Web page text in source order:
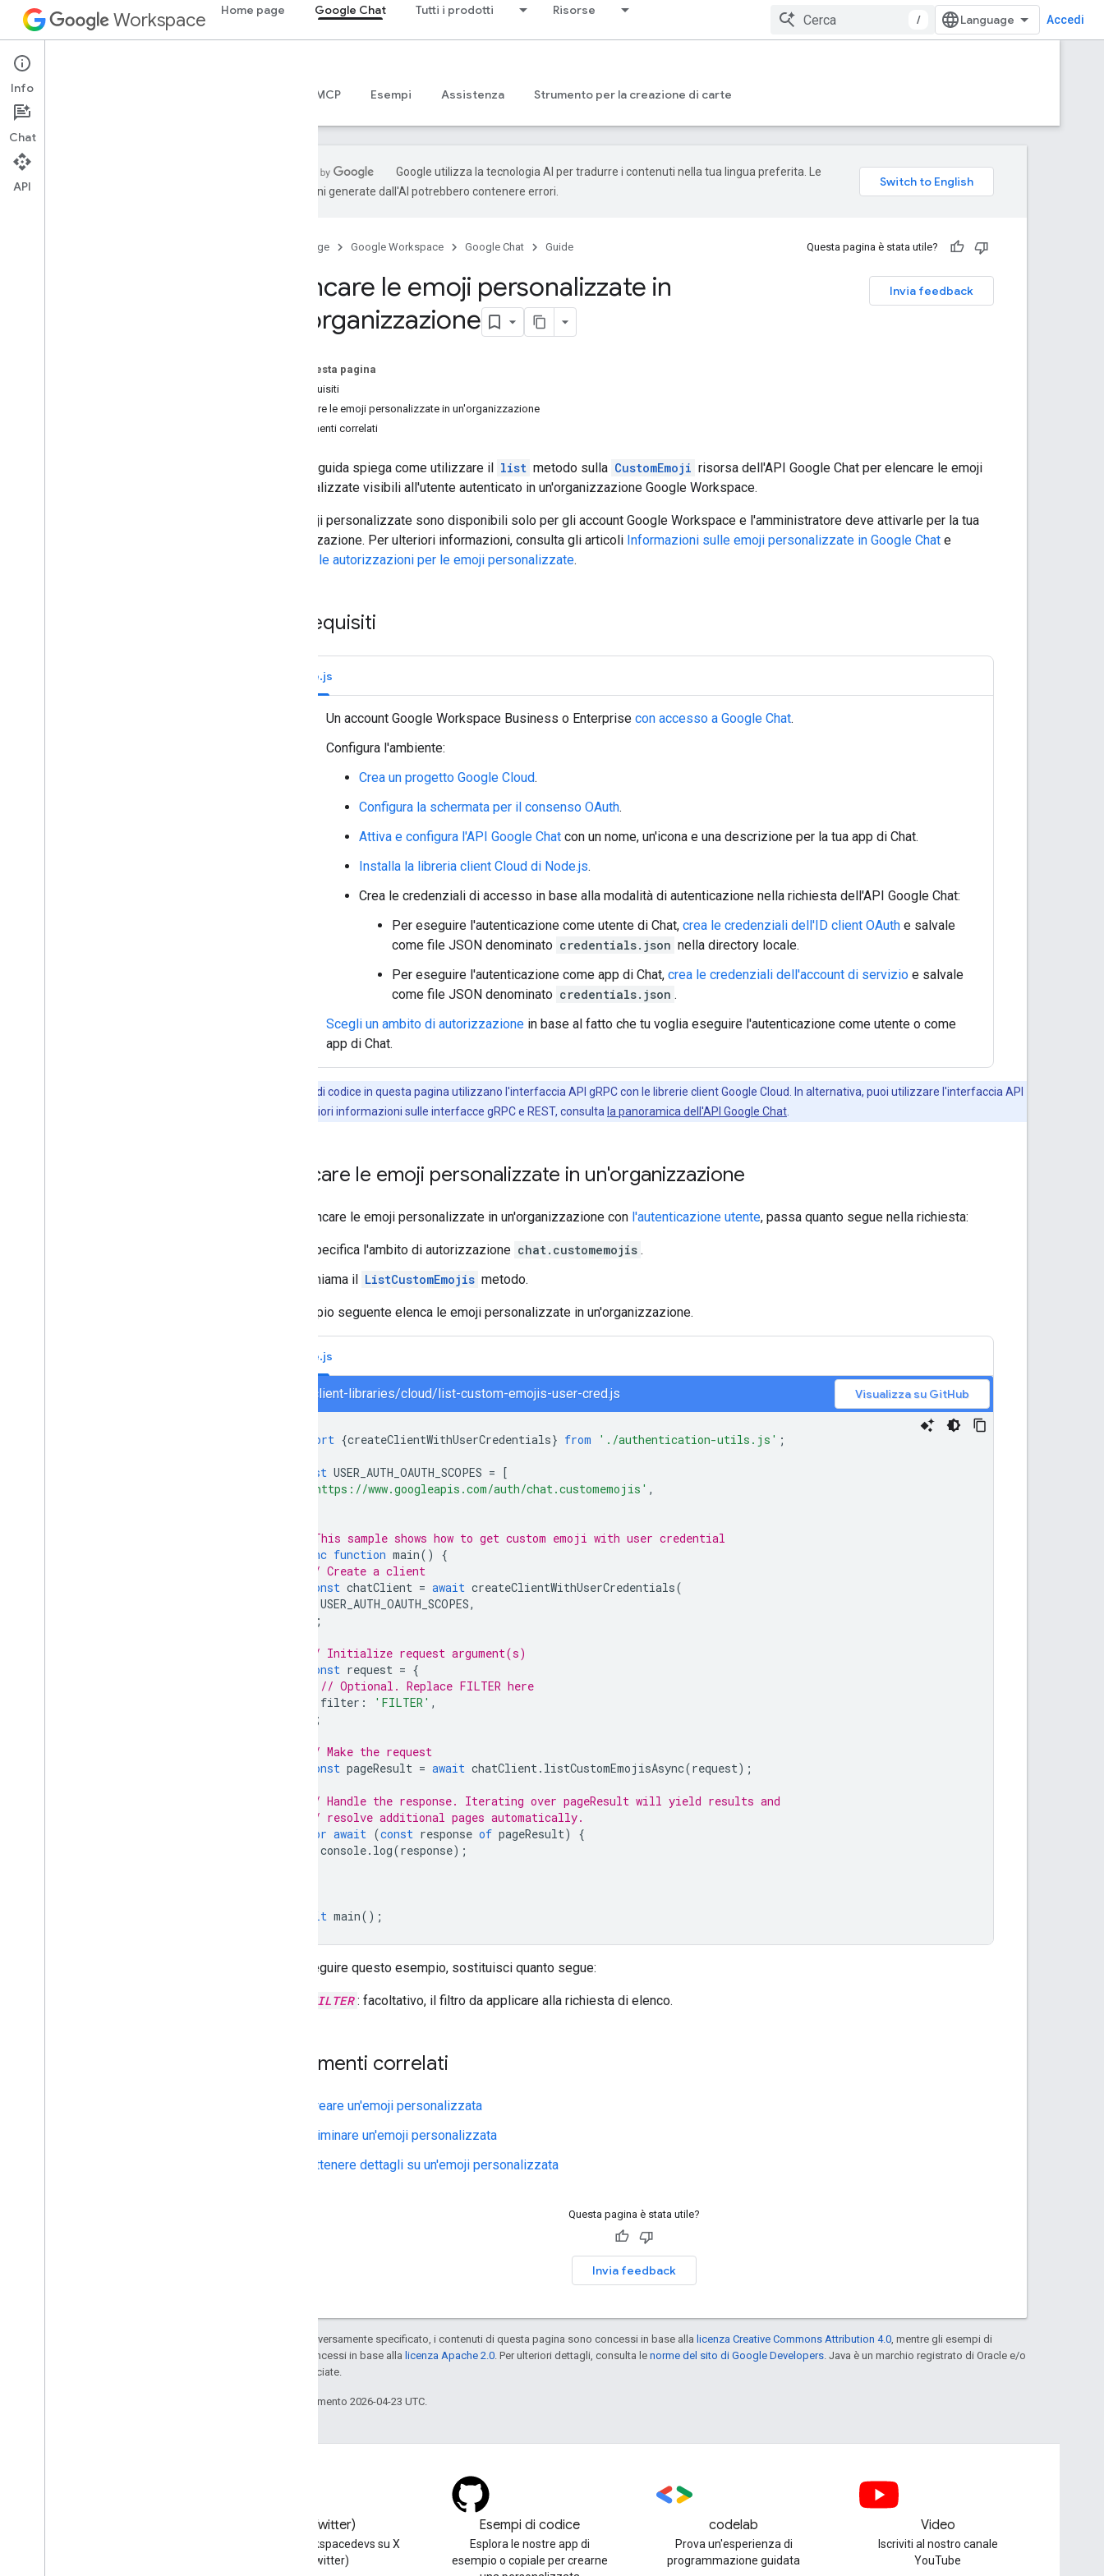
Workspace Home page Google Chat Tutti i prodotti Risorse
/ Accedi
Google Chat
Panoramica Server MCP Esempi Assistenza Strumento per la creazione di carte
Google utilizza la tecnologia AI per tradurre i contenuti nella tua lingua preferita. Le
traduzioni generate dall'AI potrebbero contenere errori.
Home page Google Workspace Google Chat Guide Questa pagina è stata utile?
Invia feedback
Elencare le emoji personalizzate in
un'organizzazione
Su questa pagina
Prerequisiti
Elencare le emoji personalizzate in un'organizzazione
Argomenti correlati
Questa guida spiega come utilizzare il list metodo sulla CustomEmoji risorsa dell'API Google Chat per elencare le emoji
personalizzate visibili all'utente autenticato in un'organizzazione Google Workspace.
Le emoji personalizzate sono disponibili solo per gli account Google Workspace e l'amministratore deve attivarle per la tua
organizzazione. Per ulteriori informazioni, consulta gli articoli Informazioni sulle emoji personalizzate in Google Chat e
Gestire le autorizzazioni per le emoji personalizzate.
Prerequisiti
Node.js
Un account Google Workspace Business o Enterprise con accesso a Google Chat.
Configura l'ambiente:
Crea un progetto Google Cloud.
Configura la schermata per il consenso OAuth.
Attiva e configura l'API Google Chat con un nome, un'icona e una descrizione per la tua app di Chat.
Installa la libreria client Cloud di Node.js.
Crea le credenziali di accesso in base alla modalità di autenticazione nella richiesta dell'API Google Chat:
Per eseguire l'autenticazione come utente di Chat, crea le credenziali dell'ID client OAuth e salvale
come file JSON denominato credentials.json nella directory locale.
Per eseguire l'autenticazione come app di Chat, crea le credenziali dell'account di servizio e salvale
come file JSON denominato credentials.json .
Scegli un ambito di autorizzazione in base al fatto che tu voglia eseguire l'autenticazione come utente o come
app di Chat.
Gli esempi di codice in questa pagina utilizzano l'interfaccia API gRPC con le librerie client Google Cloud. In alternativa, puoi utilizzare l'interfaccia API
REST. Per ulteriori informazioni sulle interfacce gRPC e REST, consulta la panoramica dell'API Google Chat
Elencare le emoji personalizzate in un'organizzazione
Per elencare le emoji personalizzate in un'organizzazione con l'autenticazione utente, passa quanto segue nella richiesta:
Specifica l'ambito di autorizzazione chat.customemojis .
Chiama il ListCustomEmojis metodo.
L'esempio seguente elenca le emoji personalizzate in un'organizzazione.
Node.js
chat/client-libraries/cloud/list-custom-emojis-user-cred.js Visualizza su GitHub
import {createClientWithUserCredentials} from './authentication-utils.js' ;
const USER_AUTH_OAUTH_SCOPES = [
'https://www.googleapis.com/auth/chat.customemojis' ,
// This sample shows how to get custom emoji with user credential
async function main()
{
// Create a client
const chatClient = await createClientWithUserCredentials(
USER_AUTH_OAUTH_SCOPES,
);
// Initialize request argument(s)
const request = {
// Optional. Replace FILTER here
filter : 'FILTER' ,
};
// Make the request
const pageResult = await chatClient. listCustomEmojisAsync(request);
// Handle the response. Iterating over pageResult will yield results and
// resolve additional pages automatically.
for await (const response of pageResult)
{
console. log(response);
await main();
Per eseguire questo esempio, sostituisci quanto segue:
FILTER : facoltativo, il filtro da applicare alla richiesta di elenco.
Argomenti correlati
Creare un'emoji personalizzata
Eliminare un'emoji personalizzata
Ottenere dettagli su un'emoji personalizzata
Questa pagina è stata utile?
Invia feedback
Salvo quando diversamente specificato, i contenuti di questa pagina sono concessi in base alla licenza Creative Commons Attribution 4.0 , mentre gli esempi di
codice sono concessi in base alla licenza Apache 2.0 . Per ulteriori dettagli, consulta le norme del sito di Google Developers . Java è un marchio registrato di Oracle e/o
delle sue consociate.
Ultimo aggiornamento 2026-04-23 UTC.
X (Twitter)
Segui @workspacedevs su X
(Twitter)
Esempi di codice
Esplora le nostre app di
esempio o copiale per crearne
codelab
Prova un'esperienza di
programmazione guidata
Video
Iscriviti al nostro canale
YouTube
Info
Chat
API